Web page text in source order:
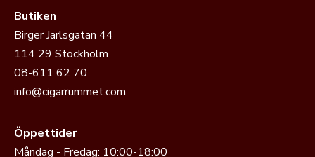
Butiken
Birger Jarlsgatan 44
114 29 Stockholm
08-611 62 70
info@cigarrummet.com
Öppettider
Måndag - Fredag: 10:00-18:00